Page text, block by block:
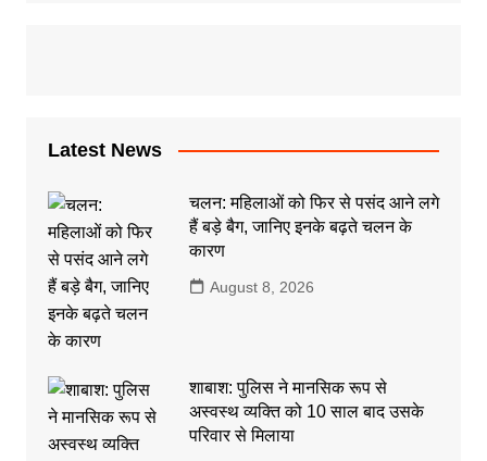
Latest News
चलन: महिलाओं को फिर से पसंद आने लगे
हैं बड़े बैग, जानिए इनके बढ़ते चलन के
कारण
August 8, 2026
शाबाश: पुलिस ने मानसिक रूप से
अस्वस्थ व्यक्ति को 10 साल बाद उसके
परिवार से मिलाया